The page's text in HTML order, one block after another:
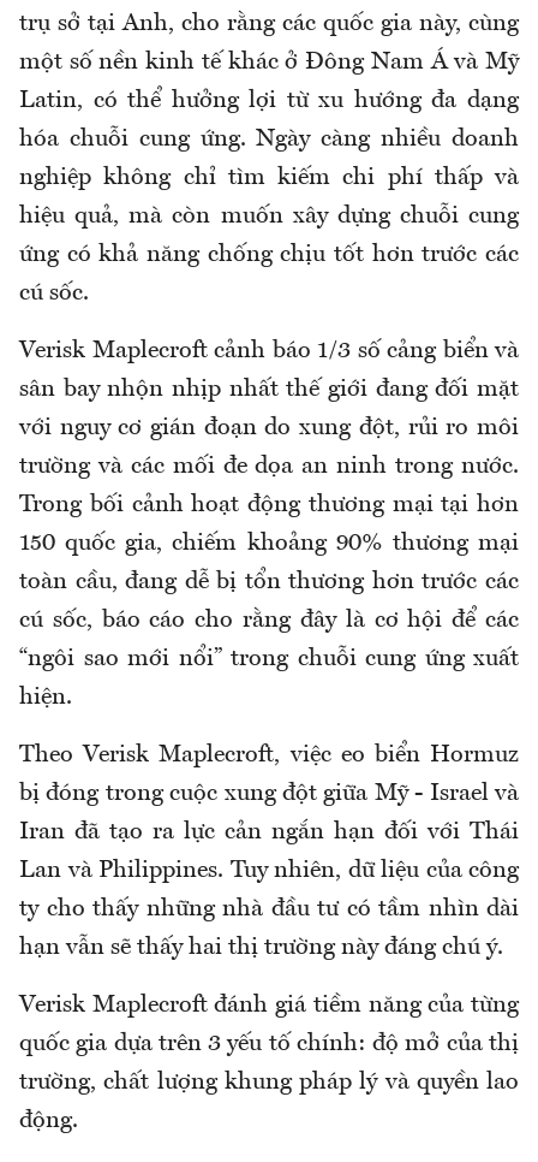
trụ sở tại Anh, cho rằng các quốc gia này, cùng
một số nền kinh tế khác ở Đông Nam Á và Mỹ
Latin, có thể hưởng lợi từ xu hướng đa dạng
hóa chuỗi cung ứng. Ngày càng nhiều doanh
nghiệp không chỉ tìm kiếm chi phí thấp và
hiệu quả, mà còn muốn xây dựng chuỗi cung
ứng có khả năng chống chịu tốt hơn trước các
cú sốc.
Verisk Maplecroft cảnh báo 1/3 số cảng biển và
sân bay nhộn nhịp nhất thế giới đang đối mặt
với nguy cơ gián đoạn do xung đột, rủi ro môi
trường và các mối đe dọa an ninh trong nước.
Trong bối cảnh hoạt động thương mại tại hơn
150 quốc gia, chiếm khoảng 90% thương mại
toàn cầu, đang dễ bị tổn thương hơn trước các
cú sốc, báo cáo cho rằng đây là cơ hội để các
“ngôi sao mới nổi” trong chuỗi cung ứng xuất
hiện.
Theo Verisk Maplecroft, việc eo biển Hormuz
bị đóng trong cuộc xung đột giữa Mỹ - Israel và
Iran đã tạo ra lực cản ngắn hạn đối với Thái
Lan và Philippines. Tuy nhiên, dữ liệu của công
ty cho thấy những nhà đầu tư có tầm nhìn dài
hạn vẫn sẽ thấy hai thị trường này đáng chú ý.
Verisk Maplecroft đánh giá tiềm năng của từng
quốc gia dựa trên 3 yếu tố chính: độ mở của thị
trường, chất lượng khung pháp lý và quyền lao
động.